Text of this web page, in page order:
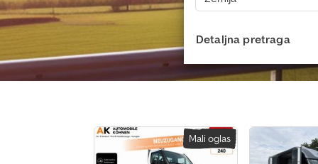
Detaljna pretraga
Mali oglas